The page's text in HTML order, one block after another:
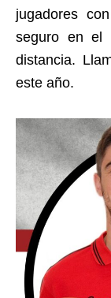
jugadores
seguro en el
distancia.
este año.